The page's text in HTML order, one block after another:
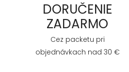
DORUČENIE
ZADARMO
Cez packetu pri
objednávkach nad 30 €